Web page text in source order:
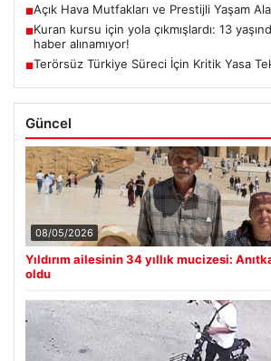
■Açık Hava Mutfakları ve Prestijli Yaşam
■Kuran kursu için yola çıkmışlardı: 13
haber alınamıyor!
■Terörsüz Türkiye Süreci İçin Kritik Yasa
Güncel
08/05/2026
Yıldırım ailesinin 34 yıllık mucizesi:
oldu